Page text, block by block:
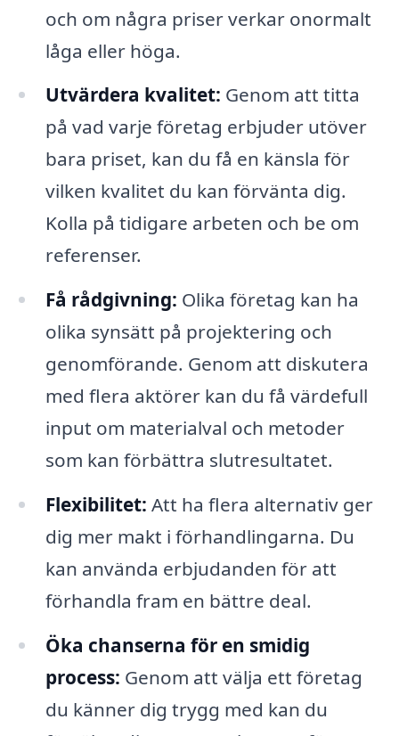
och om några priser verkar onormalt
låga eller höga.
Utvärdera kvalitet: Genom att titta
på vad varje företag erbjuder utöver
bara priset, kan du få en känsla för
vilken kvalitet du kan förvänta dig.
Kolla på tidigare arbeten och be om
referenser.
Få rådgivning: Olika företag kan ha
olika synsätt på projektering och
genomförande. Genom att diskutera
med flera aktörer kan du få värdefull
input om materialval och metoder
som kan förbättra slutresultatet.
Flexibilitet: Att ha flera alternativ ger
dig mer makt i förhandlingarna. Du
kan använda erbjudanden för att
förhandla fram en bättre deal.
Öka chanserna för en smidig
process: Genom att välja ett företag
du känner dig trygg med kan du